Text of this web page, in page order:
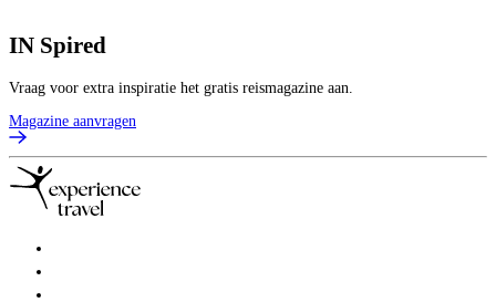
IN Spired
Vraag voor extra inspiratie het gratis reismagazine aan.
Magazine aanvragen